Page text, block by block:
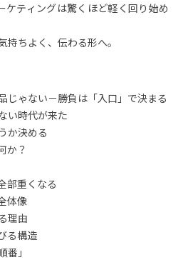
ケティングは驚くほど軽く回り始め
持ちよく、伝わる形へ。
じゃない－勝負は「入口」で決まる
い時代が来た
か決める
か？
部重くなる
体像
理由
る構造
」